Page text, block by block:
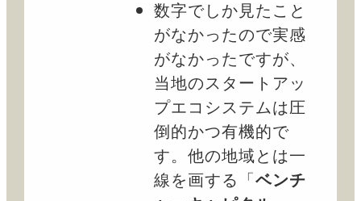
数字でしか見たこと
がなかったので実感
がなかったですが、
当地のスタートアッ
プエコシステムは圧
倒的かつ有機的で
す。他の地域とは一
線を画する「ベンチ